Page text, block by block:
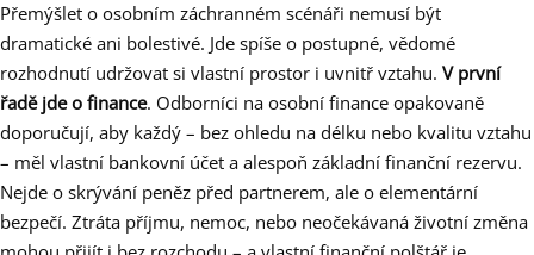
Přemýšlet o osobním záchranném scénáři nemusí být
dramatické ani bolestivé. Jde spíše o postupné, vědomé
rozhodnutí udržovat si vlastní prostor i uvnitř vztahu. V první
řadě jde o finance. Odborníci na osobní finance opakovaně
doporučují, aby každý – bez ohledu na délku nebo kvalitu vztahu
– měl vlastní bankovní účet a alespoň základní finanční rezervu.
Nejde o skrývání peněz před partnerem, ale o elementární
bezpečí. Ztráta příjmu, nemoc, nebo neočekávaná životní změna